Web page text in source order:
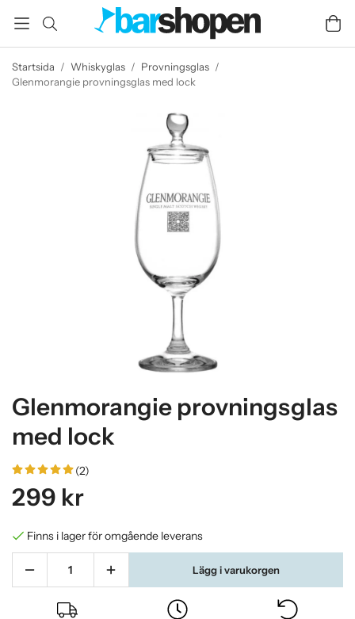
Startsida / Whiskyglas / Provningsglas /
Glenmorangie provningsglas med lock
Glenmorangie provningsglas
med lock
(2)
299 kr
Finns i lager för omgående leverans
Lägg i varukorgen